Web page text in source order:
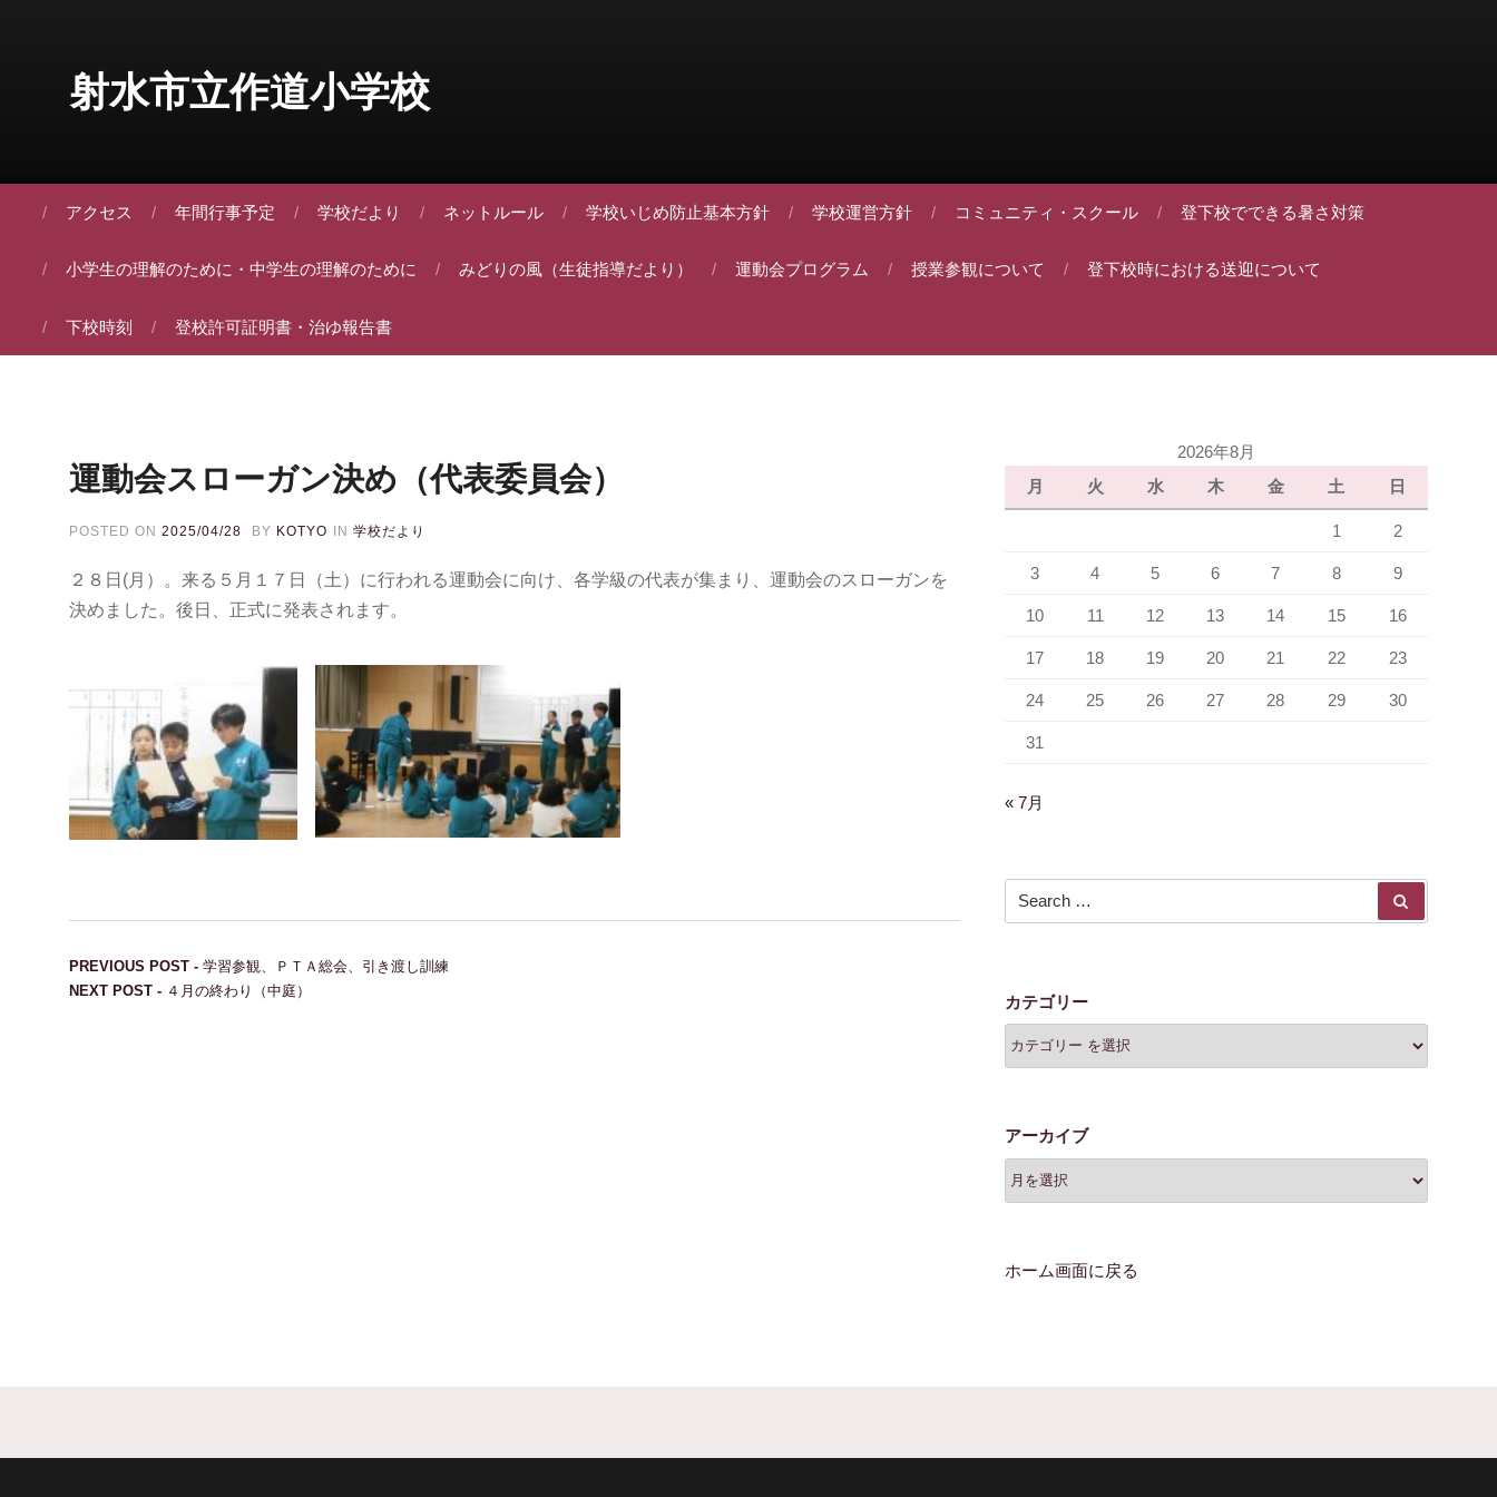
射水市立作道小学校
アクセス 年間行事予定 学校だより ネットルール 学校いじめ防止基本方針 学校運営方針 コミュニティ・スクール 登下校でできる暑さ対策
小学生の理解のために・中学生の理解のために みどりの風（生徒指導だより） 運動会プログラム 授業参観について 登下校時における送迎について
下校時刻 登校許可証明書・治ゆ報告書
運動会スローガン決め（代表委員会）
POSTED ON 2025/04/28 BY KOTYO IN 学校だより
２８日(月）。来る５月１７日（土）に行われる運動会に向け、各学級の代表が集まり、運動会のスローガンを
決めました。後日、正式に発表されます。
投稿ナビゲーション
PREVIOUS POST - Previous post:
学習参観、ＰＴＡ総会、引き渡し訓練
NEXT POST - Next post:
４月の終わり（中庭）
2026年8月
月
火 水 木 金 土 日
1 2
3 4 5 6 7 8 9
10 11 12 13 14 15 16
17 18 19 20 21 22 23
24 25 26 27 28 29 30
31
« 7月
Search for:
カテゴリー
アーカイブ
ホーム画面に戻る